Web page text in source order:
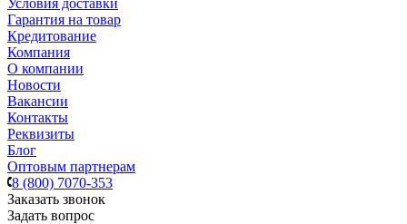
Условия доставки
Гарантия на товар
Кредитование
Компания
О компании
Новости
Вакансии
Контакты
Реквизиты
Блог
Оптовым партнерам
8 (800) 7070-353
Заказать звонок
Задать вопрос